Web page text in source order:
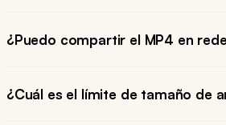
¿Puedo compartir el MP4 en
¿Cuál es el límite de tamaño de